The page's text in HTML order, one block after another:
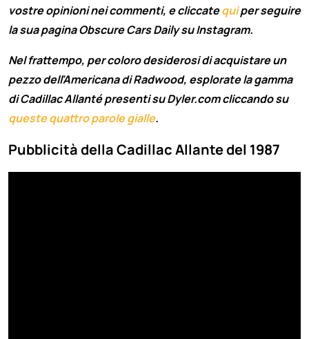
vostre opinioni nei commenti, e cliccatequiper seguire
la sua pagina Obscure Cars Daily su Instagram.
Nel frattempo, per coloro desiderosi di acquistare un
pezzo dell'Americana di Radwood, esplorate la gamma
di Cadillac Allanté presenti su Dyler.com cliccando su
queste quattro parole gialle.
Pubblicità della Cadillac Allante del 1987